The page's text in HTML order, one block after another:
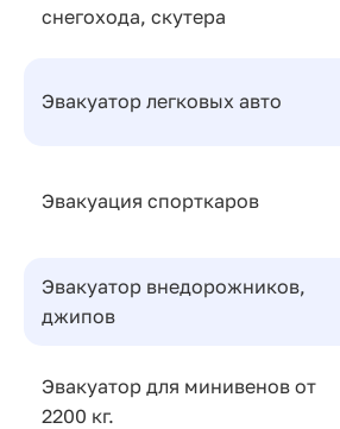
снегохода, скутера
Эвакуатор легковых авто
Эвакуация спорткаров
Эвакуатор внедорожников,
джипов
Эвакуатор для минивенов от
2200 кг.